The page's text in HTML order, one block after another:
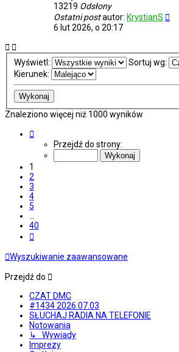
13219 Odsłony
Ostatni postautor: KrystianS
6 lut 2026, o 20:17
Wyświetl:
Sortuj wg:
Kierunek:
Znaleziono więcej niż 1000 wyników
Przejdź do strony:
1
2
3
4
5
40
Wyszukiwanie zaawansowane
Przejdź do
CZAT DMC
#1434 2026.07.03
SŁUCHAJ RADIA NA TELEFONIE
Notowania
↳ Wywiady
Imprezy